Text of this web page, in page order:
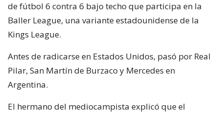
de fútbol 6 contra 6 bajo techo que participa en la
Baller League, una variante estadounidense de la
Kings League.
Antes de radicarse en Estados Unidos, pasó por Real
Pilar, San Martín de Burzaco y Mercedes en
Argentina.
El hermano del mediocampista explicó que el